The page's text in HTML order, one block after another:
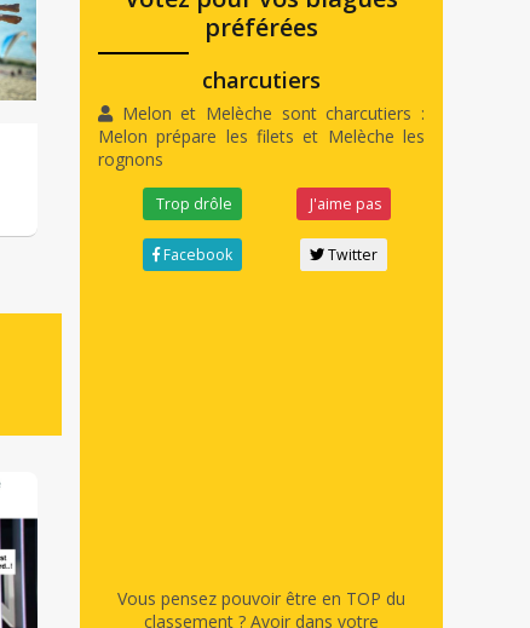
préférées
charcutiers
Melon et Melèche sont charcutiers :
Melon prépare les filets et Melèche les
rognons
Trop drôle
Facebook
J'aime pas
Twitter
Vous pensez pouvoir être en TOP du
classement ? Avoir dans votre